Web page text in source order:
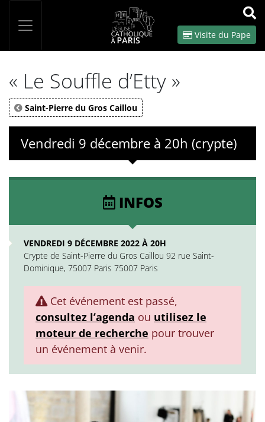
OK
Visite du Pape
« Le Souffle d’Etty »
Saint-Pierre du Gros Caillou
Vendredi 9 décembre à 20h (crypte)
INFOS
VENDREDI 9 DÉCEMBRE 2022 À 20H
Crypte de Saint-Pierre du Gros Caillou 92 rue Saint-
Dominique, 75007 Paris 75007 Paris
Cet événement est passé,
consultez l’agenda ou utilisez le
moteur de recherche pour trouver
un événement à venir.
Panneau de gestion des cookies